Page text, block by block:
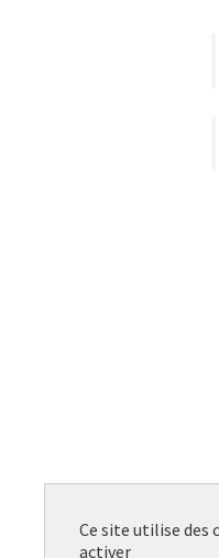
Ce site utilise des
activer